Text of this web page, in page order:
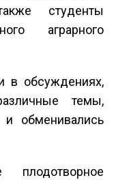
студенты
аграрного
в обсуждениях,
темы,
обменивались